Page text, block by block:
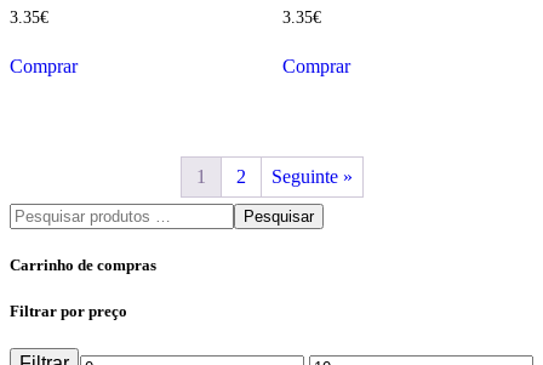
3.35€
Comprar
3.35€
Comprar
1 2 Seguinte »
Pesquisar
Carrinho de compras
Filtrar por preço